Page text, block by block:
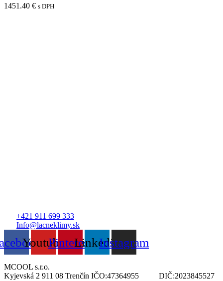
1451.40 € s DPH
+421 911 699 333
Info@lacneklimy.sk
YoutubePinterestLinkedinInstagram
MCOOL s.r.o.
Kyjevská 2 911 08 Trenčín IČO:47364955 DIČ:2023845527